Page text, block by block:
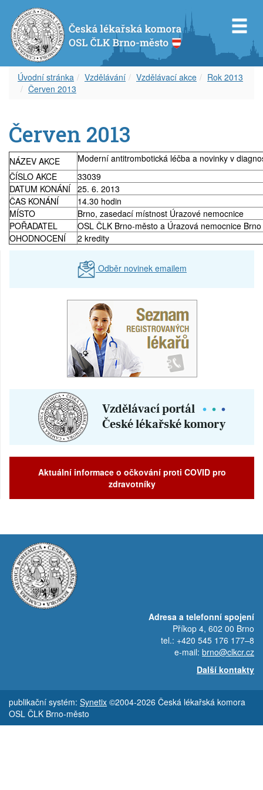
Úvodní stránka Vzdělávání Vzdělávací akce
Rok 2013
Červen 2013
Červen 2013
NÁZEV AKCE
Moderní antitrombotická léčba a novinky v
ČÍSLO AKCE
33039
DATUM KONÁNÍ 25. 6. 2013
ČAS KONÁNÍ
14.30 hodin
MÍSTO
Brno, zasedací místnost Úrazové nemocnice
POŘADATEL
OSL ČLK Brno-město a Úrazová nemocnice Brno
OHODNOCENÍ
2 kredity
Odběr novinek emailem
Aktuální informace o očkování proti COVID pro
zdravotníky
Adresa a telefonní spojení
Příkop 4, 602 00 Brno
tel.: +420 545 176 177–8
e-mail: brno@clkcr.cz
Další kontakty
publikační systém: Synetix ©2004-2026 Česká lékařská komora
OSL ČLK Brno-město
Revizní komise OS ČLK Brno-město
Čestná rada OS ČLK Brno-město
Delegáti sjezdu ČLK
Zápisy z okresních shromáždění
Vzdělávací akce
Věstník ČLK
Etický kodex
Aktuality
Zápisy z okresního shromáždění
Informace lékařům
Archív článků
Aktuální inzerce
Volná místa – nabídka
Volná místa – poptávka
Zástupy – nabídka
Zástupy – poptávka
Pronájem a prodej ordinací
Odkazy
Časopis
Covid-19